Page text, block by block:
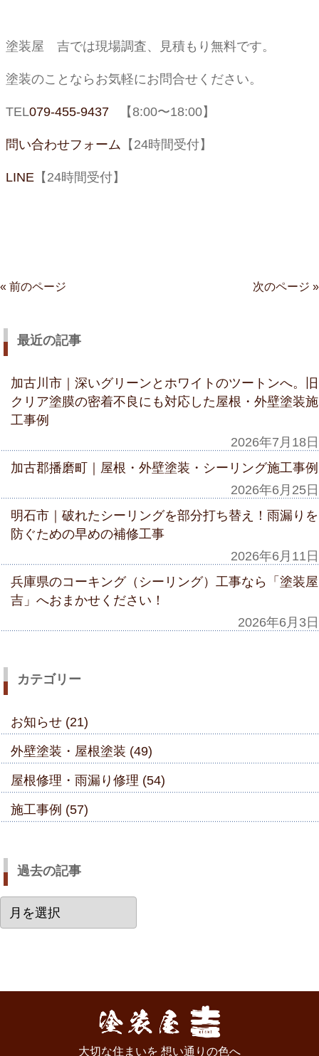
塗装屋 吉では現場調査、見積もり無料です。
塗装のことならお気軽にお問合せください。
TEL079-455-9437 【8:00〜18:00】
問い合わせフォーム 【 24時間受付】
LINE 【 24時間受付】
« 前のページ 次のページ »
最近の記事
加古川市｜深いグリーンとホワイトのツートンへ。旧
クリア塗膜の密着不良にも対応した屋根・外壁塗装施
工事例
2026年7月18日
加古郡播磨町｜屋根・外壁塗装・シーリング施工事例
2026年6月25日
明石市｜破れたシーリングを部分打ち替え！雨漏りを
防ぐための早めの補修工事
2026年6月11日
兵庫県のコーキング（シーリング）工事なら「塗装屋
吉」へおまかせください！
2026年6月3日
カテゴリー
お知らせ (21)
外壁塗装・屋根塗装 (49)
屋根修理・雨漏り修理 (54)
施工事例 (57)
過去の記事
去
大切な住まいを 想い通りの色へ